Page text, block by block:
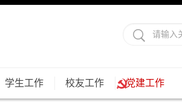
学生工作 校友工作 党建工作